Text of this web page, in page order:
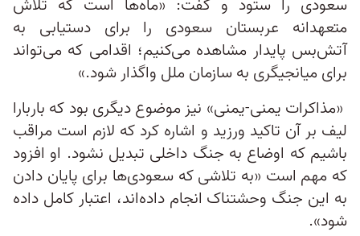
سعودی را ستود و گفت: «ماه‌ها است که تلاش
متعهدانه عربستان سعودی را برای دستیابی به
آتش‌بس پایدار مشاهده می‌کنیم؛ اقدامی که می‌تواند
برای میانجیگری به سازمان ملل واگذار شود.»
«مذاکرات یمنی-یمنی» نیز موضوع دیگری بود که باربارا
لیف بر آن تاکید ورزید و اشاره کرد که لازم است مراقب
باشیم که اوضاع به جنگ داخلی تبدیل نشود. او افزود
که مهم است «به تلاشی که سعودی‌ها برای پایان دادن
به این جنگ وحشتناک انجام داده‌اند، اعتبار کامل داده
شود».